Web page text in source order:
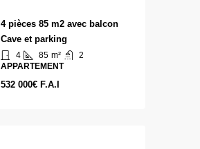
4 pièces 85 m2 avec balcon
Cave et parking
4 85 m²
2
APPARTEMENT
532 000€ F.A.I